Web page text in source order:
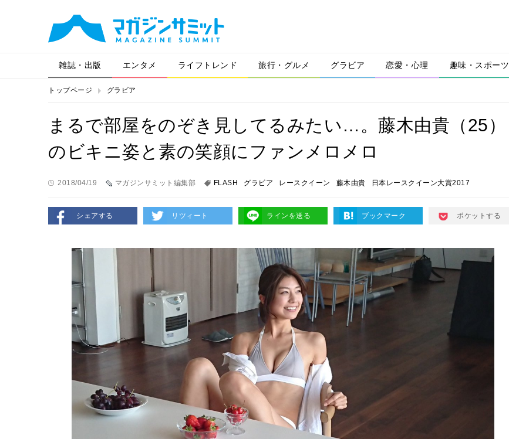
雑誌・出版 エンタメ ライフトレンド 旅行・グルメ グラビア 恋愛・心理 趣味・スポーツ
トップページ グラビア
まるで部屋をのぞき見してるみたい…。藤木由貴（25）
のビキニ姿と素の笑顔にファンメロメロ
2018/04/19 マガジンサミット編集部 FLASH グラビア レースクイーン 藤木由貴 日本レースクイーン大賞2017
シェアする リツィート ラインを送る ブックマーク ポケットする